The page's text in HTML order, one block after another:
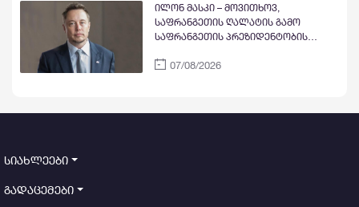
ილონ მასკი – მოვითხოვ,
საფრანგეთის ღალატის გამო
საფრანგეთის პრეზიდენტობის
ლიდერი მარინ ტონდელიე
07/08/2026
სიახლეები
გადაცემები